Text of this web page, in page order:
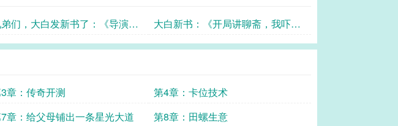
弟们，大白发新书了：《导演？
制片人》
大白新书：《开局讲聊斋，我吓死
全网粉丝》
章：传奇开测
第4章：卡位技术
章：给父母铺出一条星光大道
第8章：田螺生意